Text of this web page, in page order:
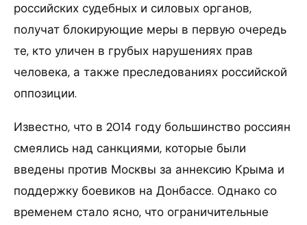
российских судебных и силовых органов,
получат блокирующие меры в первую очередь
те, кто уличен в грубых нарушениях прав
человека, а также преследованиях российской
оппозиции.
Известно, что в 2014 году большинство россиян
смеялись над санкциями, которые были
введены против Москвы за аннексию Крыма и
поддержку боевиков на Донбассе. Однако со
временем стало ясно, что ограничительные